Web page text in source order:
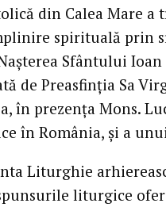
din Calea Mare a
spirituală prin
Sfântului Ioan
de Preasfinția Sa
în prezența Mons.
în România, și a
Liturghie
liturgice